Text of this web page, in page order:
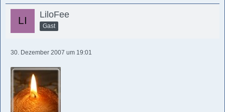
LiloFee
Gast
30. Dezember 2007 um 19:01